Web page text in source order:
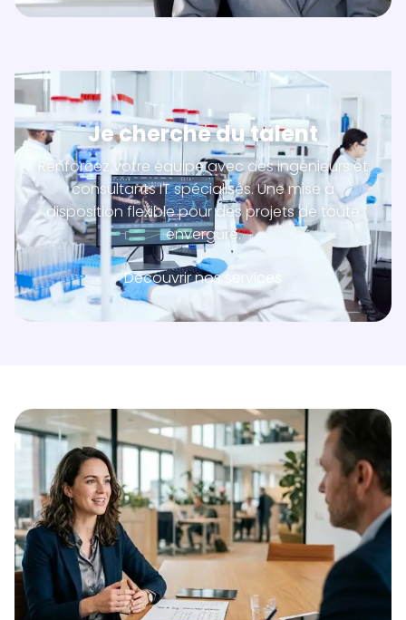
Je cherche du talent
Renforcez votre équipe avec des ingénieurs et
consultants IT spécialisés. Une mise à
disposition flexible pour des projets de toute
envergure.
Découvrir nos services